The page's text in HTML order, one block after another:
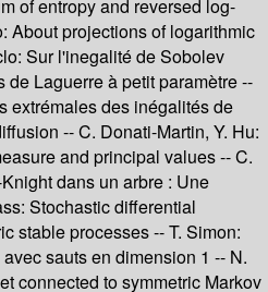
of entropy and reversed log-
About projections of logarithmic
Sur l'inegalité de Sobolev
Laguerre à petit paramètre --
extrémales des inégalités de
-- C. Donati-Martin, Y. Hu:
and principal values -- C.
dans un arbre : Une
Stochastic differential
stable processes -- T. Simon:
sauts en dimension 1 -- N.
connected to symmetric Markov